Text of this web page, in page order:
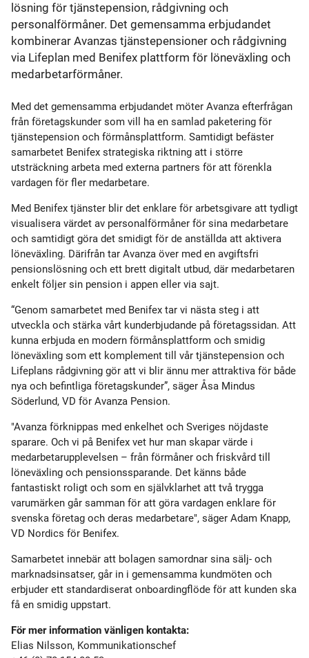
lösning för tjänstepension, rådgivning och
personalförmåner. Det gemensamma erbjudandet
kombinerar Avanzas tjänstepensioner och rådgivning
via Lifeplan med Benifex plattform för löneväxling och
medarbetarförmåner.
Med det gemensamma erbjudandet möter Avanza efterfrågan
från företagskunder som vill ha en samlad paketering för
tjänstepension och förmånsplattform. Samtidigt befäster
samarbetet Benifex strategiska riktning att i större
utsträckning arbeta med externa partners för att förenkla
vardagen för fler medarbetare.
Med Benifex tjänster blir det enklare för arbetsgivare att tydligt
visualisera värdet av personalförmåner för sina medarbetare
och samtidigt göra det smidigt för de anställda att aktivera
löneväxling. Därifrån tar Avanza över med en avgiftsfri
pensionslösning och ett brett digitalt utbud, där medarbetaren
enkelt följer sin pension i appen eller via sajt.
“Genom samarbetet med Benifex tar vi nästa steg i att
utveckla och stärka vårt kunderbjudande på företagssidan. Att
kunna erbjuda en modern förmånsplattform och smidig
löneväxling som ett komplement till vår tjänstepension och
Lifeplans rådgivning gör att vi blir ännu mer attraktiva för både
nya och befintliga företagskunder”, säger Åsa Mindus
Söderlund, VD för Avanza Pension.
"Avanza förknippas med enkelhet och Sveriges nöjdaste
sparare. Och vi på Benifex vet hur man skapar värde i
medarbetarupplevelsen – från förmåner och friskvård till
löneväxling och pensionssparande. Det känns både
fantastiskt roligt och som en självklarhet att två trygga
varumärken går samman för att göra vardagen enklare för
svenska företag och deras medarbetare", säger Adam Knapp,
VD Nordics för Benifex.
Samarbetet innebär att bolagen samordnar sina sälj- och
marknadsinsatser, går in i gemensamma kundmöten och
erbjuder ett standardiserat onboardingflöde för att kunden ska
få en smidig uppstart.
För mer information vänligen kontakta:
Elias Nilsson, Kommunikationschef